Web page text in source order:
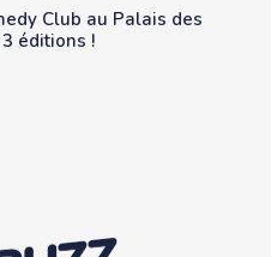
Club au Palais des
éditions !